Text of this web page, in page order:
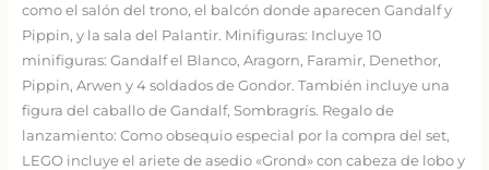
como el salón del trono, el balcón donde aparecen Gandalf y
Pippin, y la sala del Palantir. Minifiguras: Incluye 10
minifiguras: Gandalf el Blanco, Aragorn, Faramir, Denethor,
Pippin, Arwen y 4 soldados de Gondor. También incluye una
figura del caballo de Gandalf, Sombragrís. Regalo de
lanzamiento: Como obsequio especial por la compra del set,
LEGO incluye el ariete de asedio «Grond» con cabeza de lobo y